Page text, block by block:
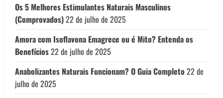
Os 5 Melhores Estimulantes Naturais Masculinos
(Comprovados)22 de julho de 2025
Amora com Isoflavona Emagrece ou é Mito? Entenda os
Benefícios22 de julho de 2025
Anabolizantes Naturais Funcionam? O Guia Completo 22 de
julho de 2025